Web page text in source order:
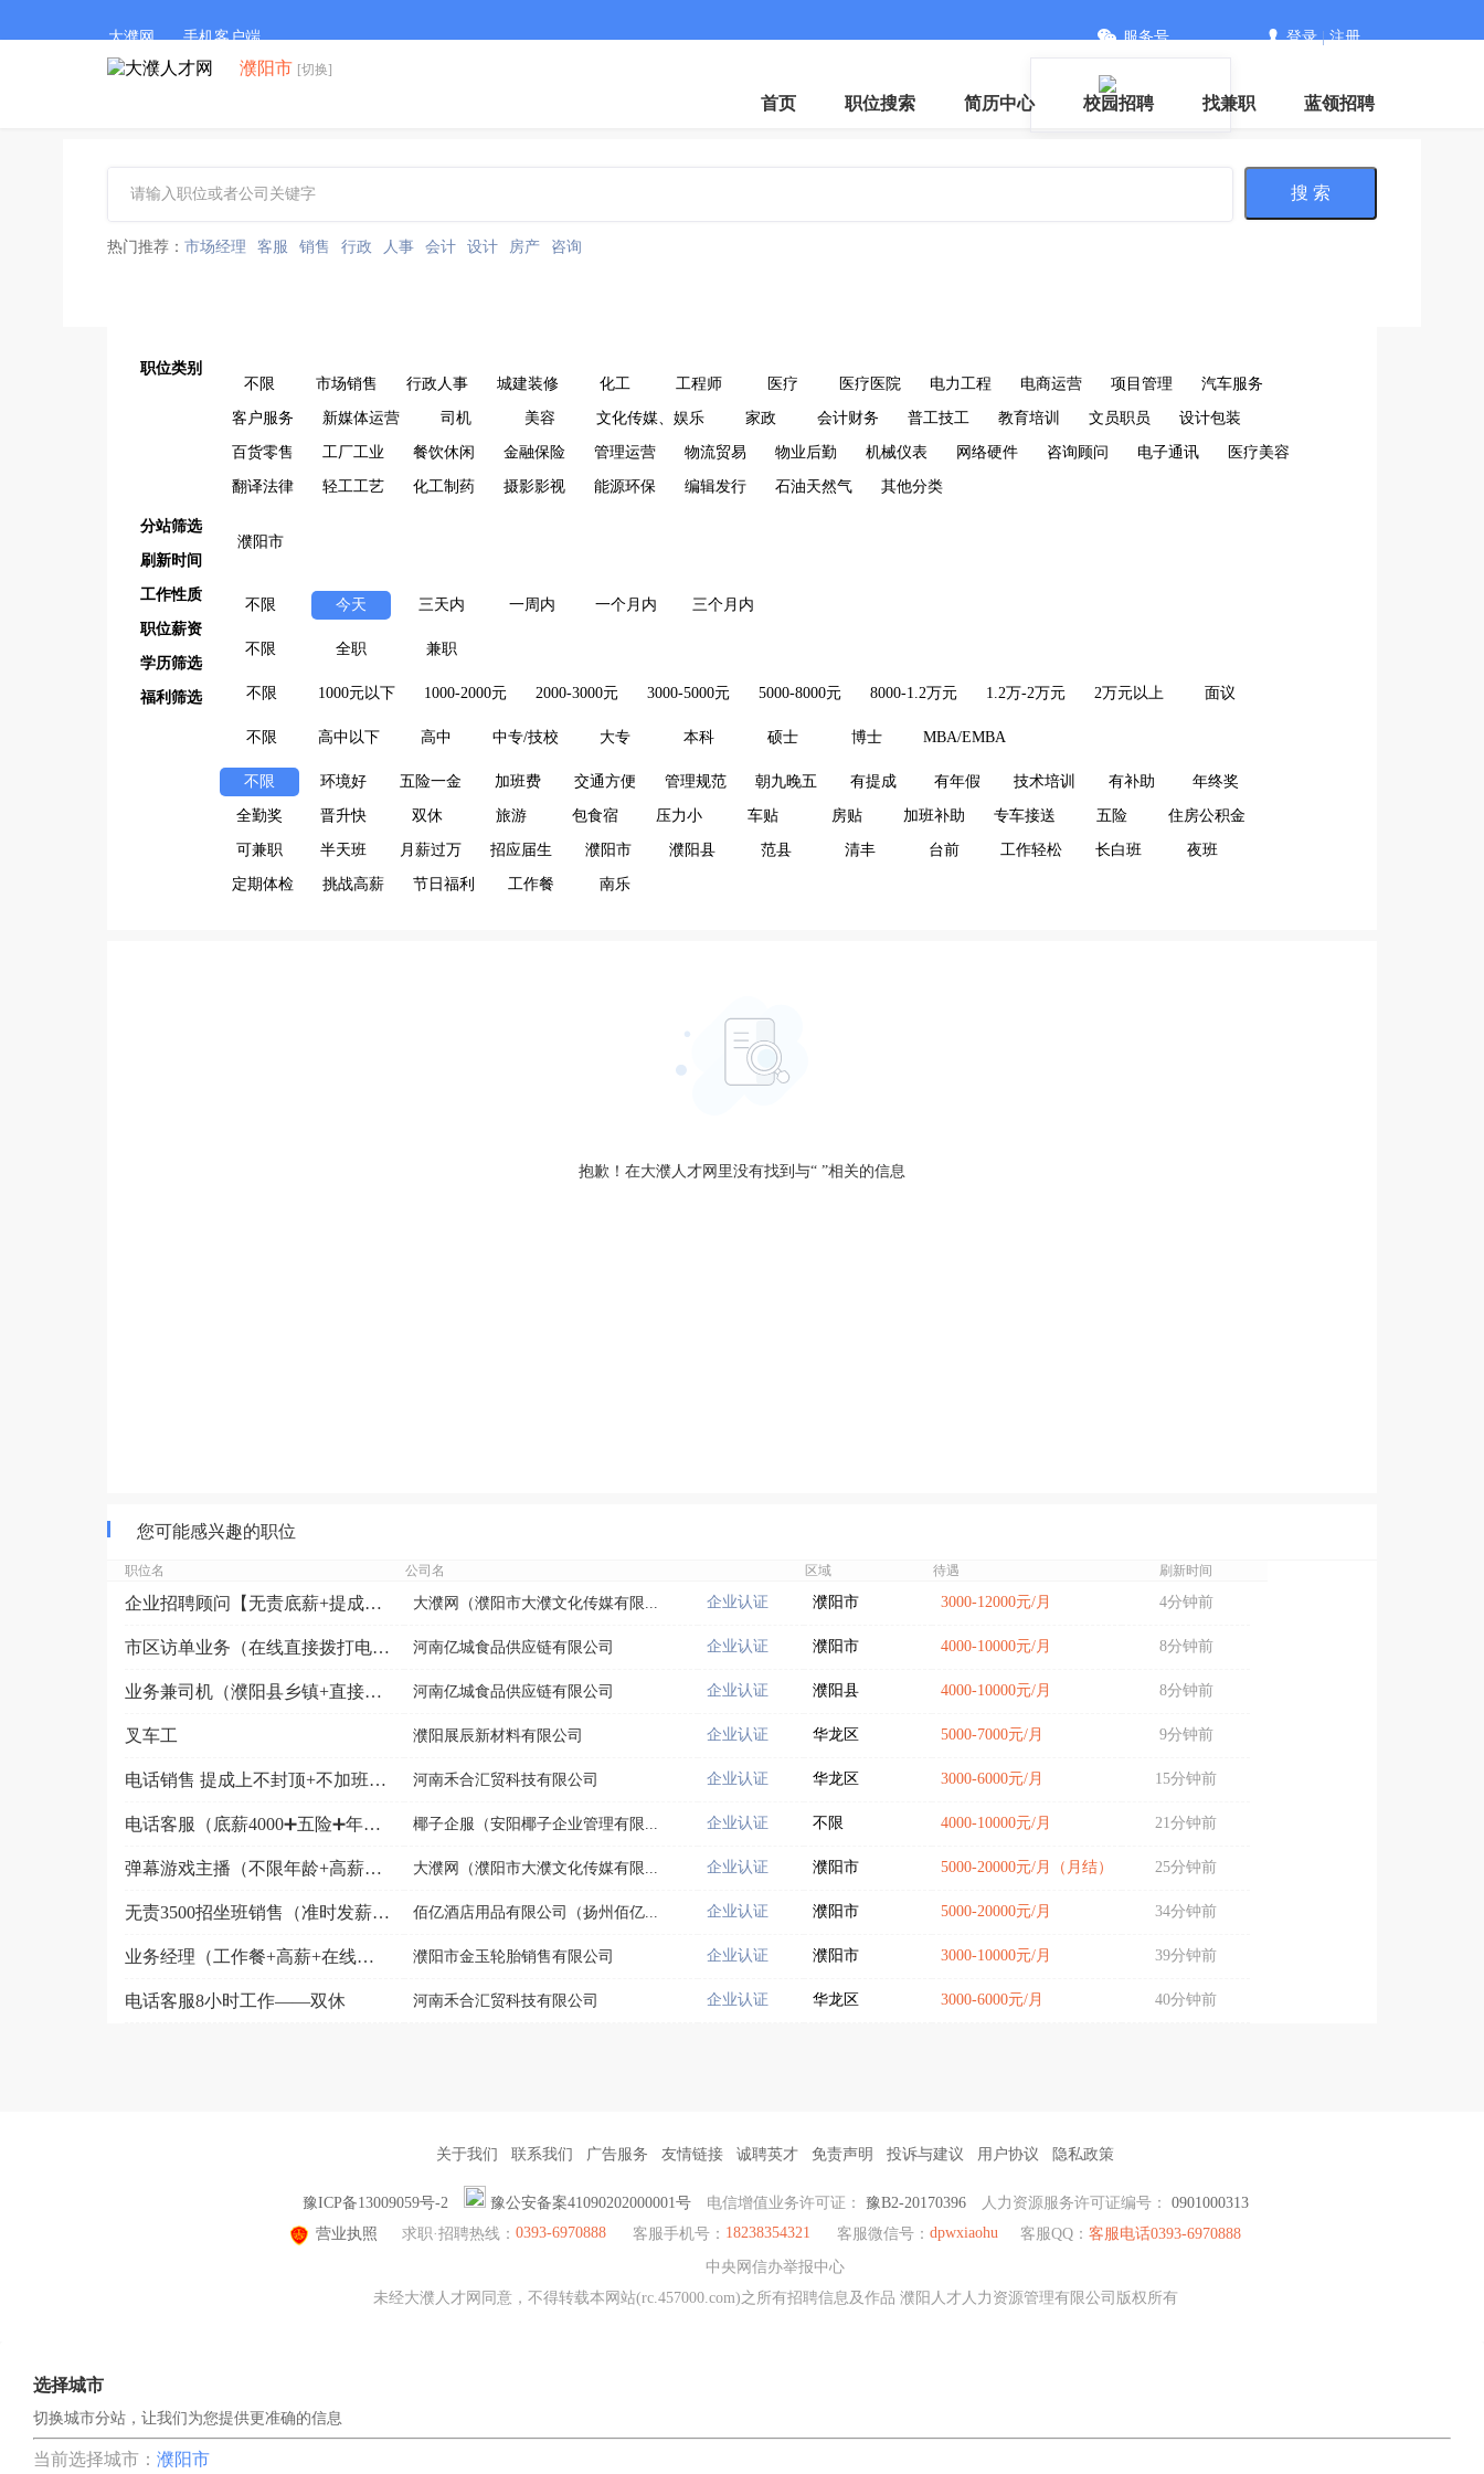
大濮网 手机客户端 服务号 登录|注册
濮阳市 [切换]
首页 职位搜索 简历中心 校园招聘 找兼职 蓝领招聘
搜 索
热门推荐： 市场经理 客服 销售 行政 人事 会计 设计 房产 咨询
职位类别
不限
市场销售 行政人事 城建装修 化工 工程师 医疗 医疗医院 电力工程 电商运营 项目管理 汽车服务
客户服务 新媒体运营 司机 美容 文化传媒、娱乐 家政 会计财务 普工技工 教育培训 文员职员 设计包装
百货零售 工厂工业 餐饮休闲 金融保险 管理运营 物流贸易 物业后勤 机械仪表 网络硬件 咨询顾问 电子通讯 医疗美容
翻译法律 轻工工艺 化工制药 摄影影视 能源环保 编辑发行 石油天然气 其他分类
分站筛选
濮阳市
刷新时间
不限 今天 三天内 一周内 一个月内 三个月内
工作性质
不限 全职 兼职
职位薪资
不限 1000元以下 1000-2000元 2000-3000元 3000-5000元 5000-8000元 8000-1.2万元 1.2万-2万元 2万元以上 面议
学历筛选
不限 高中以下 高中 中专/技校 大专 本科 硕士 博士 MBA/EMBA
福利筛选
不限 环境好 五险一金 加班费 交通方便 管理规范 朝九晚五 有提成 有年假 技术培训 有补助 年终奖
全勤奖 晋升快 双休 旅游 包食宿 压力小 车贴 房贴 加班补助 专车接送 五险 住房公积金
可兼职 半天班 月薪过万 招应届生 濮阳市 濮阳县 范县 清丰 台前 工作轻松 长白班 夜班
定期体检 挑战高薪 节日福利 工作餐 南乐
抱歉！在大濮人才网里没有找到与“ ”相关的信息
您可能感兴趣的职位
职位名 公司名 区域 待遇 刷新时间
企业招聘顾问【无责底薪+提成+奖金+带薪休假】 大濮网（濮阳市大濮文化传媒有限... 企业认证 濮阳市 3000-12000元/月 4分钟前
市区访单业务（在线直接拨打电话咨询） 河南亿城食品供应链有限公司 企业认证 濮阳市 4000-10000元/月 8分钟前
业务兼司机（濮阳县乡镇+直接在线打电话咨询） 河南亿城食品供应链有限公司 企业认证 濮阳县 4000-10000元/月 8分钟前
叉车工 濮阳展辰新材料有限公司 企业认证 华龙区 5000-7000元/月 9分钟前
电话销售 提成上不封顶+不加班+双休+工作氛围轻松 河南禾合汇贸科技有限公司 企业认证 华龙区 3000-6000元/月 15分钟前
电话客服（底薪4000➕五险➕年终奖）可直接打电话 椰子企服（安阳椰子企业管理有限... 企业认证 不限 4000-10000元/月 21分钟前
弹幕游戏主播（不限年龄+高薪日结+免费培训） 大濮网（濮阳市大濮文化传媒有限... 企业认证 濮阳市 5000-20000元/月（月结） 25分钟前
无责3500招坐班销售（准时发薪不加班） 佰亿酒店用品有限公司（扬州佰亿... 企业认证 濮阳市 5000-20000元/月 34分钟前
业务经理（工作餐+高薪+在线直接拨打电话咨询） 濮阳市金玉轮胎销售有限公司 企业认证 濮阳市 3000-10000元/月 39分钟前
电话客服8小时工作——双休 河南禾合汇贸科技有限公司 企业认证 华龙区 3000-6000元/月 40分钟前
关于我们 联系我们 广告服务 友情链接 诚聘英才 免责声明 投诉与建议 用户协议 隐私政策
豫ICP备13009059号-2 豫公安备案41090202000001号 电信增值业务许可证： 豫B2-20170396 人力资源服务许可证编号： 0901000313
营业执照
求职·招聘热线： 0393-6970888 客服手机号： 18238354321 客服微信号： dpwxiaohu 客服QQ： 客服电话0393-6970888
中央网信办举报中心
未经大濮人才网同意，不得转载本网站(rc.457000.com)之所有招聘信息及作品 濮阳人才人力资源管理有限公司版权所有
选择城市
切换城市分站，让我们为您提供更准确的信息
当前选择城市： 濮阳市